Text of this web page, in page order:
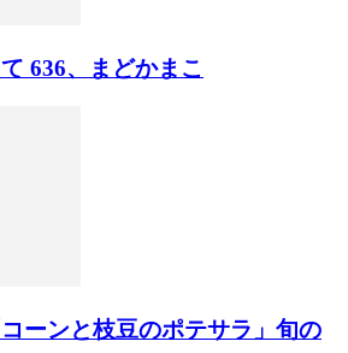
636、まどかまこ
ーンと枝豆のポテサラ」旬の